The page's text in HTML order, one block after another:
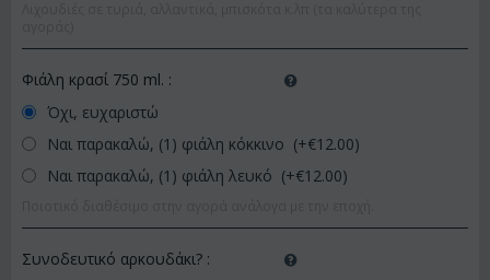
Φιάλη κρασί 750 ml. :
Όχι, ευχαριστώ
Ναι παρακαλώ, (1) φιάλη κόκκινο (+€12.00)
Ναι παρακαλώ, (1) φιάλη λευκό (+€12.00)
Συνοδευτικό αρκουδάκι? :